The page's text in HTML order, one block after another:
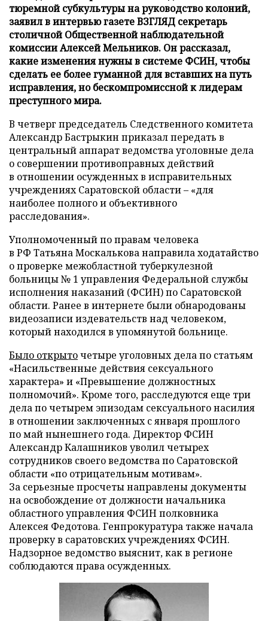
тюремной субкультуры на руководство колоний,
заявил в интервью газете ВЗГЛЯД секретарь
столичной Общественной наблюдательной
комиссии Алексей Мельников. Он рассказал,
какие изменения нужны в системе ФСИН, чтобы
сделать ее более гуманной для вставших на путь
исправления, но бескомпромиссной к лидерам
преступного мира.
В четверг председатель Следственного комитета
Александр Бастрыкин приказал передать в
центральный аппарат ведомства уголовные дела
о совершении противоправных действий
в отношении осужденных в исправительных
учреждениях Саратовской области – «для
наиболее полного и объективного
расследования».
Уполномоченный по правам человека
в РФ Татьяна Москалькова направила ходатайство
о проверке межобластной туберкулезной
больницы № 1 управления Федеральной службы
исполнения наказаний (ФСИН) по Саратовской
области. Ранее в интернете были обнародованы
видеозаписи издевательств над человеком,
который находился в упомянутой больнице.
Было открыточетыре уголовных дела по статьям
«Насильственные действия сексуального
характера» и «Превышение должностных
полномочий». Кроме того, расследуются еще три
дела по четырем эпизодам сексуального насилия
в отношении заключенных с января прошлого
по май нынешнего года. Директор ФСИН
Александр Калашников уволил четырех
сотрудников своего ведомства по Саратовской
области «по отрицательным мотивам».
За серьезные просчеты направлены документы
на освобождение от должности начальника
областного управления ФСИН полковника
Алексея Федотова. Генпрокуратура также начала
проверку в саратовских учреждениях ФСИН.
Надзорное ведомство выяснит, как в регионе
соблюдаются права осужденных.